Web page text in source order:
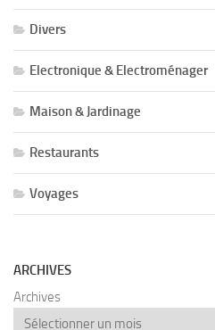
Divers
Electronique & Electroménager
Maison & Jardinage
Restaurants
Voyages
ARCHIVES
Archives